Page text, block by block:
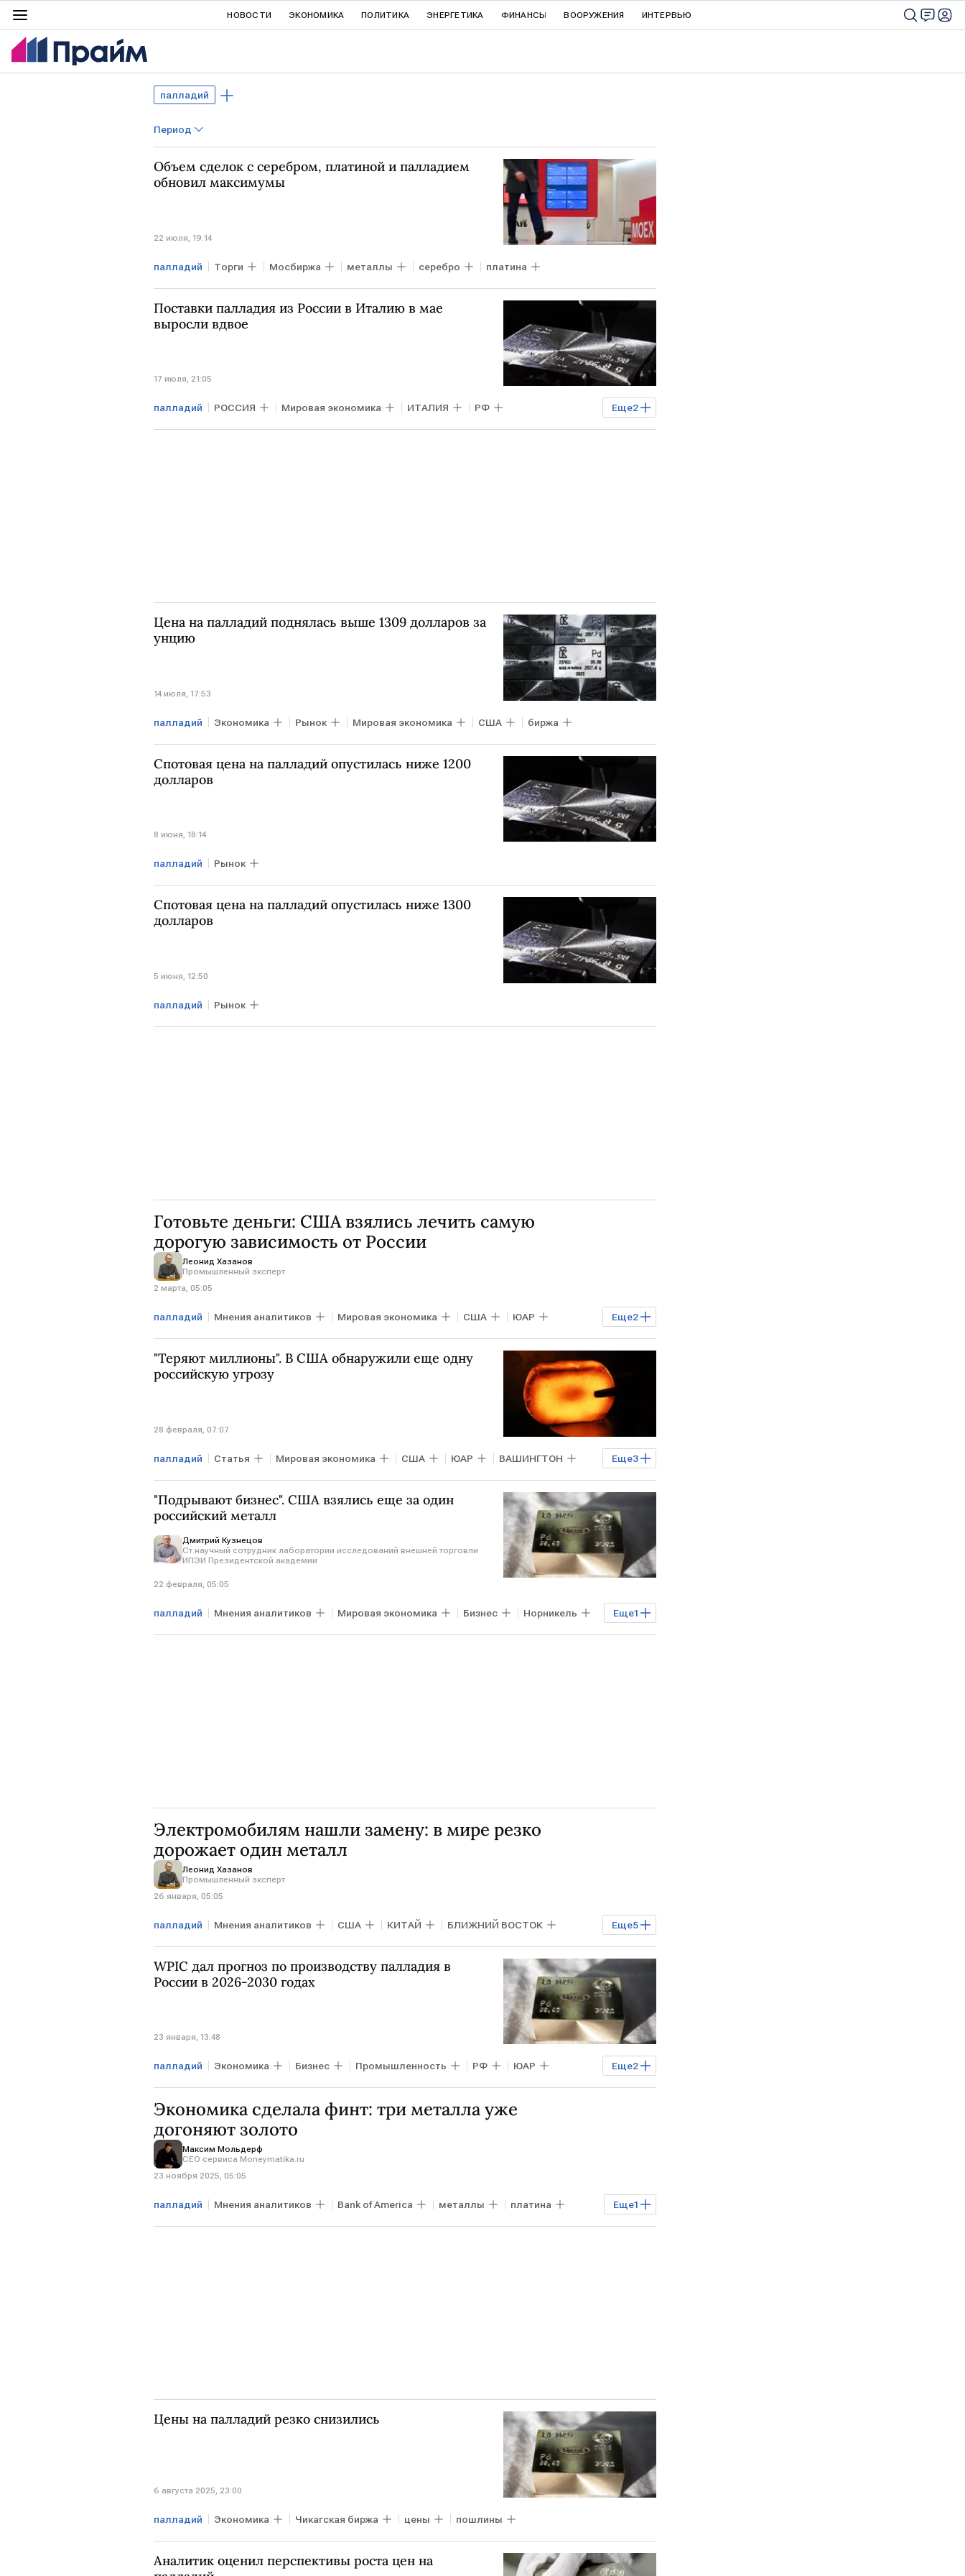
НОВОСТИ ЭКОНОМИКА ПОЛИТИКА ЭНЕРГЕТИКА ФИНАНСЫ ВООРУЖЕНИЯ ИНТЕРВЬЮ
палладий
Период
Объем сделок с серебром, платиной и палладием
обновил максимумы
22 июля, 19:14
палладий Торги Мосбиржа металлы серебро платина
Поставки палладия из России в Италию в мае
выросли вдвое
17 июля, 21:05
Еще2
палладий РОССИЯ Мировая экономика ИТАЛИЯ РФ
ЮЖНАЯ КОРЕЯ Евростат
Цена на палладий поднялась выше 1309 долларов за
унцию
14 июля, 17:53
палладий Экономика Рынок Мировая экономика США биржа
Спотовая цена на палладий опустилась ниже 1200
долларов
8 июня, 18:14
палладий Рынок
Спотовая цена на палладий опустилась ниже 1300
долларов
5 июня, 12:50
палладий Рынок
Готовьте деньги: США взялись лечить самую
дорогую зависимость от России
Леонид Хазанов
Промышленный эксперт
2 марта, 05:05
Еще2
палладий Мнения аналитиков Мировая экономика США ЮАР
АФРИКА ГМК Норильский никель
"Теряют миллионы". В США обнаружили еще одну
российскую угрозу
28 февраля, 07:07
Еще3
палладий Статья Мировая экономика США ЮАР ВАШИНГТОН
РОССИЯ Норникель Минторг
"Подрывают бизнес". США взялись еще за один
российский металл
Дмитрий Кузнецов
Ст.научный сотрудник лаборатории исследований внешней торговли
ИПЭИ Президентской академии
22 февраля, 05:05
Еще1
палладий Мнения аналитиков Мировая экономика Бизнес Норникель
США
Электромобилям нашли замену: в мире резко
дорожает один металл
Леонид Хазанов
Промышленный эксперт
26 января, 05:05
Еще5
палладий Мнения аналитиков США КИТАЙ БЛИЖНИЙ ВОСТОК
NYMEX Дональд Трамп Volkswagen Владимир Потанин Audi
WPIC дал прогноз по производству палладия в
России в 2026-2030 годах
23 января, 13:48
Еще2
палладий Экономика Бизнес Промышленность РФ ЮАР
ЗИМБАБВЕ WPIC
Экономика сделала финт: три металла уже
догоняют золото
Максим Мольдерф
CEO сервиса Moneymatika.ru
23 ноября 2025, 05:05
Еще1
палладий Мнения аналитиков Bank of America металлы платина
серебро
Цены на палладий резко снизились
6 августа 2025, 23:00
палладий Экономика Чикагская биржа цены пошлины
Аналитик оценил перспективы роста цен на